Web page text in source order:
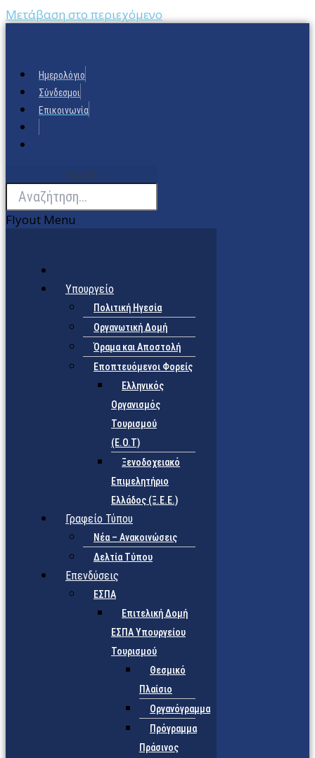
Μετάβαση στο περιεχόμενο
Ημερολόγιο
Σύνδεσμοι
Επικοινωνία
Search
Flyout Menu
Υπουργείο
Πολιτική Ηγεσία
Οργανωτική Δομή
Όραμα και Αποστολή
Εποπτευόμενοι Φορείς
Eλληνικός
Οργανισμός
Τουρισμού
(Ε.Ο.Τ)
Ξενοδοχειακό
Επιμελητήριο
Ελλάδος (Ξ.Ε.Ε.)
Γραφείο Τύπου
Νέα – Ανακοινώσεις
Δελτία Τύπου
Επενδύσεις
ΕΣΠΑ
Επιτελική Δομή
ΕΣΠΑ Υπουργείου
Τουρισμού
Θεσμικό
Πλαίσιο
Οργανόγραμμα
Πρόγραμμα
Πράσινος